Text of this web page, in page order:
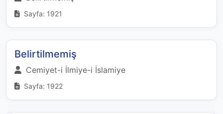
Sayfa: 1921
Belirtilmemiş
Cemiyet-i İlmiye-i İslamiye
Sayfa: 1922